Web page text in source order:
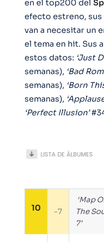
en el top200 del
efecto estreno, sus
van a necesitar un
el tema en hit. Sus
estos datos: ‘Just
semanas), ‘Bad
semanas), ‘Born
semanas),
‘Perfect Illusion’
10 -7
‘Map
The
7’